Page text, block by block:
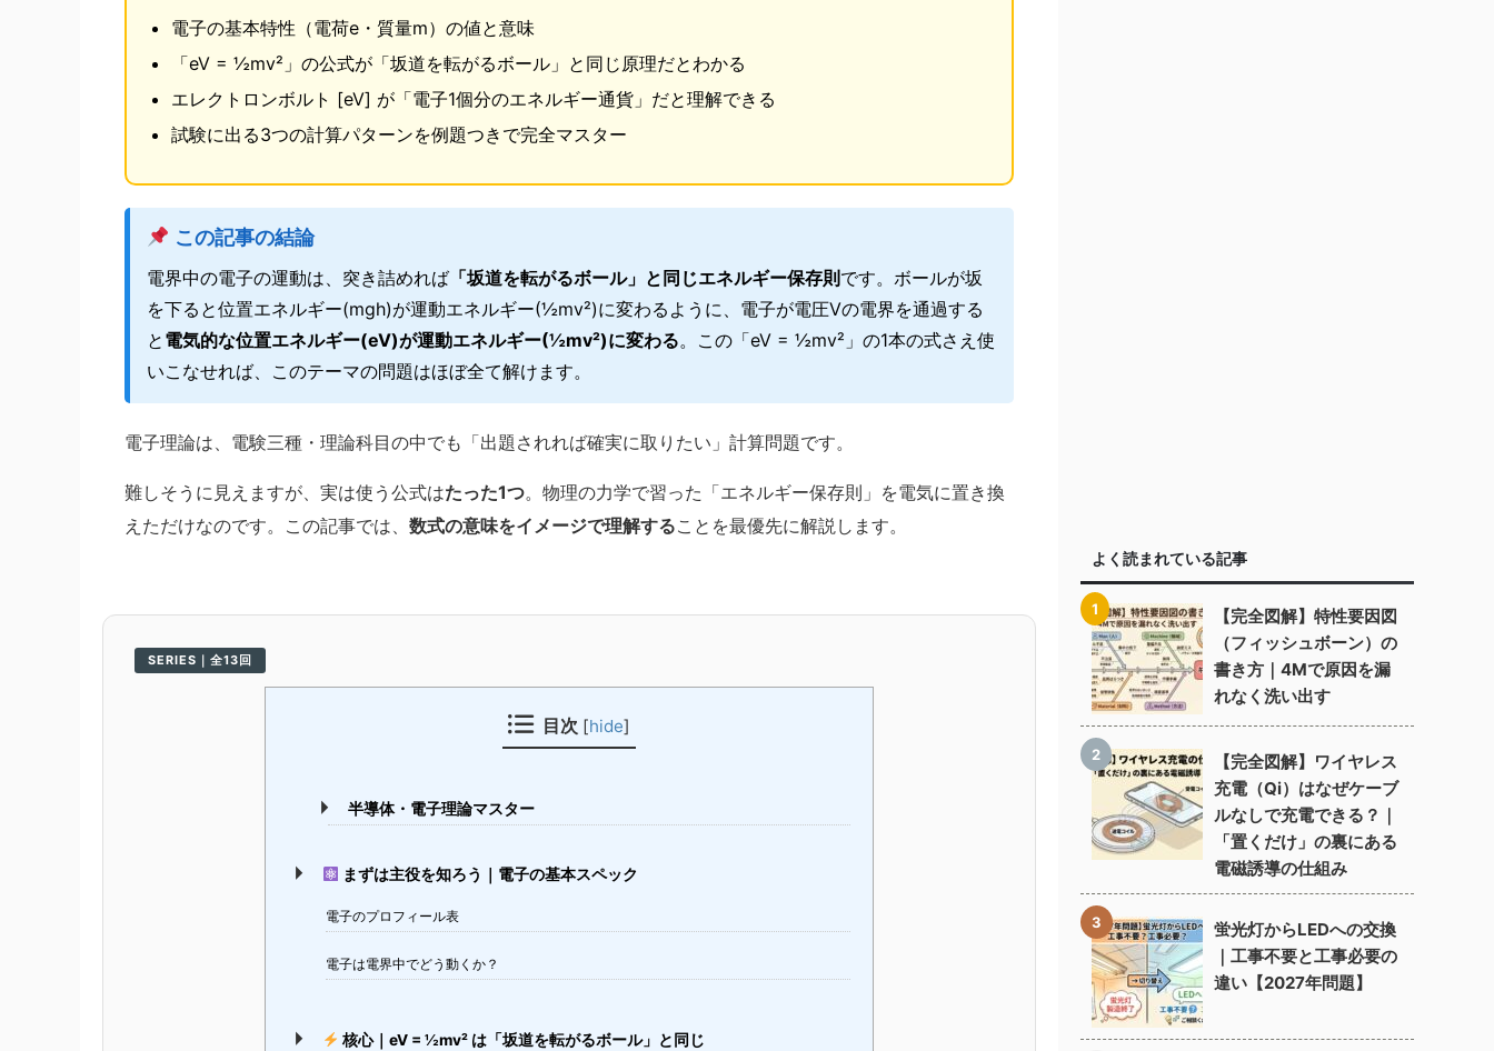
電子の基本特性（電荷e・質量m）の値と意味
「eV = ½mv²」の公式が「坂道を転がるボール」と同じ原理だとわかる
エレクトロンボルト [eV] が「電子1個分のエネルギー通貨」だと理解できる
試験に出る3つの計算パターンを例題つきで完全マスター
この記事の結論
電界中の電子の運動は、突き詰めれば 「坂道を転がるボール」と同じエネルギー保存則です。ボールが坂
を下ると位置エネルギー(mgh)が運動エネルギー(½mv²)に変わるように、電子が電圧Vの電界を通過する
と 電気的な位置エネルギー(eV)が運動エネルギー(½mv²)に変わる。この「eV = ½mv²」の1本の式さえ使
いこなせれば、このテーマの問題はほぼ全て解けます。
電子理論は、電験三種・理論科目の中でも「出題されれば確実に取りたい」計算問題です。
難しそうに見えますが、実は使う公式はたった1つ。物理の力学で習った「エネルギー保存則」を電気に置き換
えただけなのです。この記事では、 数式の意味をイメージで理解することを最優先に解説します。
SERIES｜全13回
目次 [hide]
半導体・電子理論マスター
まずは主役を知ろう｜電子の基本スペック
電子のプロフィール表
電子は電界中でどう動くか？
核心｜eV = ½mv² は「坂道を転がるボール」と同じ
よく読まれている記事
【完全図解】特性要因図
（フィッシュボーン）の
書き方｜4Mで原因を漏
れなく洗い出す
【完全図解】ワイヤレス
充電（Qi）はなぜケーブ
ルなしで充電できる？｜
「置くだけ」の裏にある
電磁誘導の仕組み
蛍光灯からLEDへの交換
｜工事不要と工事必要の
違い【2027年問題】